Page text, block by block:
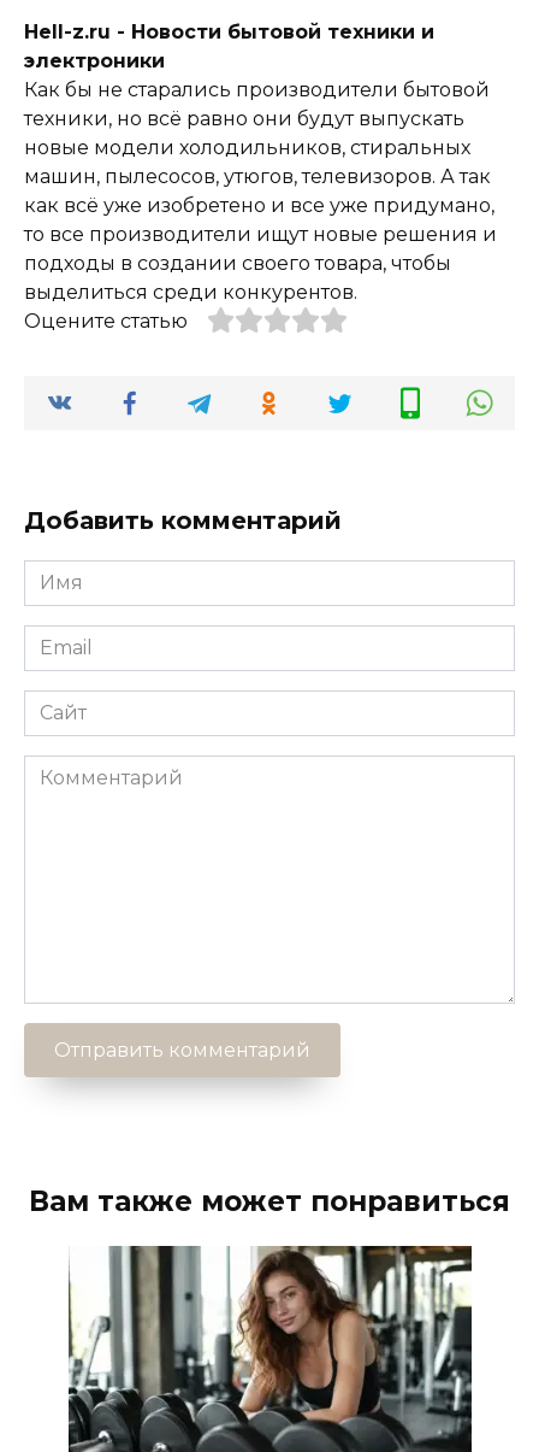
Hell-z.ru - Новости бытовой техники и
электроники
Как бы не старались производители бытовой
техники, но всё равно они будут выпускать
новые модели холодильников, стиральных
машин, пылесосов, утюгов, телевизоров. А так
как всё уже изобретено и все уже придумано,
то все производители ищут новые решения и
подходы в создании своего товара, чтобы
выделиться среди конкурентов.
Оцените статью
Добавить комментарий
Имя
*
Email
*
Сайт
Комментарий
Вам также может понравиться